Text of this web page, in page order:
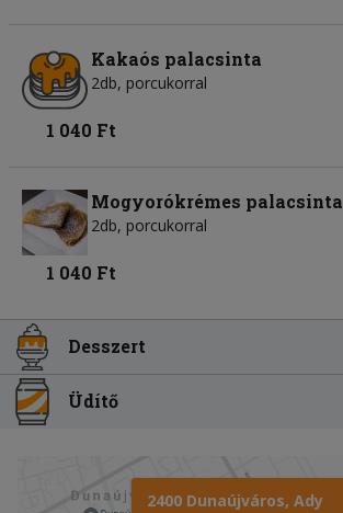
Kakaós palacsinta
2db, porcukorral
1 040 Ft
Mogyorókrémes palacsinta
2db, porcukorral
1 040 Ft
Desszert
Üdítő
2400 Dunaújváros, Ady